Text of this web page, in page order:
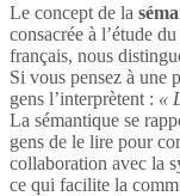
Le concept de la
consacrée à l’étude
français, nous
Si vous pensez à une
gens l’interprètent : «
La sémantique se
gens de le lire pour
collaboration avec la
ce qui facilite la